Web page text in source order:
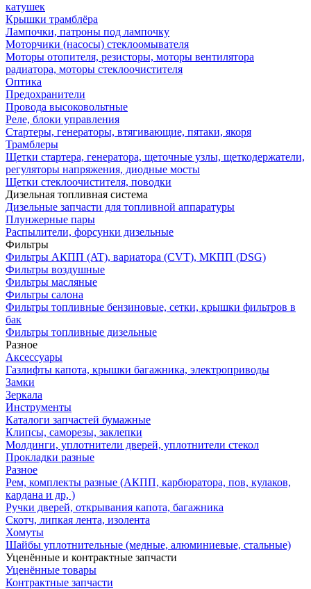
катушек
Крышки трамблёра
Лампочки, патроны под лампочку
Моторчики (насосы) стеклоомывателя
Моторы отопителя, резисторы, моторы вентилятора
радиатора, моторы стеклоочистителя
Оптика
Предохранители
Провода высоковольтные
Реле, блоки управления
Стартеры, генераторы, втягивающие, пятаки, якоря
Трамблеры
Щетки стартера, генератора, щеточные узлы, щеткодержатели,
регуляторы напряжения, диодные мосты
Щетки стеклоочистителя, поводки
Дизельная топливная система
Дизельные запчасти для топливной аппаратуры
Плунжерные пары
Распылители, форсунки дизельные
Фильтры
Фильтры АКПП (AT), вариатора (CVT), МКПП (DSG)
Фильтры воздушные
Фильтры масляные
Фильтры салона
Фильтры топливные бензиновые, сетки, крышки фильтров в
бак
Фильтры топливные дизельные
Разное
Аксесcуары
Газлифты капота, крышки багажника, электроприводы
Замки
Зеркала
Инструменты
Каталоги запчастей бумажные
Клипсы, саморезы, заклепки
Молдинги, уплотнители дверей, уплотнители стекол
Прокладки разные
Разное
Рем, комплекты разные (АКПП, карбюратора, пов, кулаков,
кардана и др, )
Ручки дверей, открывания капота, багажника
Скотч, липкая лента, изолента
Хомуты
Шайбы уплотнительные (медные, алюминиевые, стальные)
Уценённые и контрактные запчасти
Уценённые товары
Контрактные запчасти